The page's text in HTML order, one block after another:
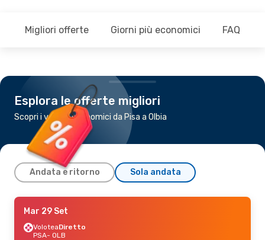
Migliori offerte Giorni più economici FAQ
Esplora le offerte migliori
Scopri i voli più economici da Pisa a Olbia
Andata e ritorno Sola andata
Dom 20 Set
VoloteaDiretto
PSA- OLB
Mar 29 Set
VoloteaDiretto
PSA- OLB